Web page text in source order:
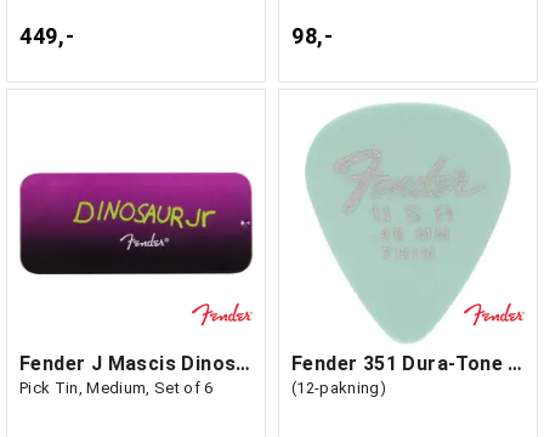
449,- 98,-
Fender J Mascis Dinosaur Jr
Pick Tin, Medium, Set of 6
Fender 351 Dura-Tone .46 Daphne Blue
(12-pakning)